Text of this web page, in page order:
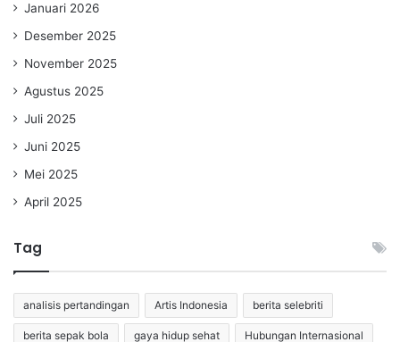
Januari 2026
Desember 2025
November 2025
Agustus 2025
Juli 2025
Juni 2025
Mei 2025
April 2025
Tag
analisis pertandingan Artis Indonesia berita selebriti
berita sepak bola gaya hidup sehat Hubungan Internasional